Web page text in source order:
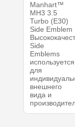
Manhart™
MH3 3.5
Turbo (E30)
Side Emblem
Side
Emblems
используется
для
внешнего
вида и